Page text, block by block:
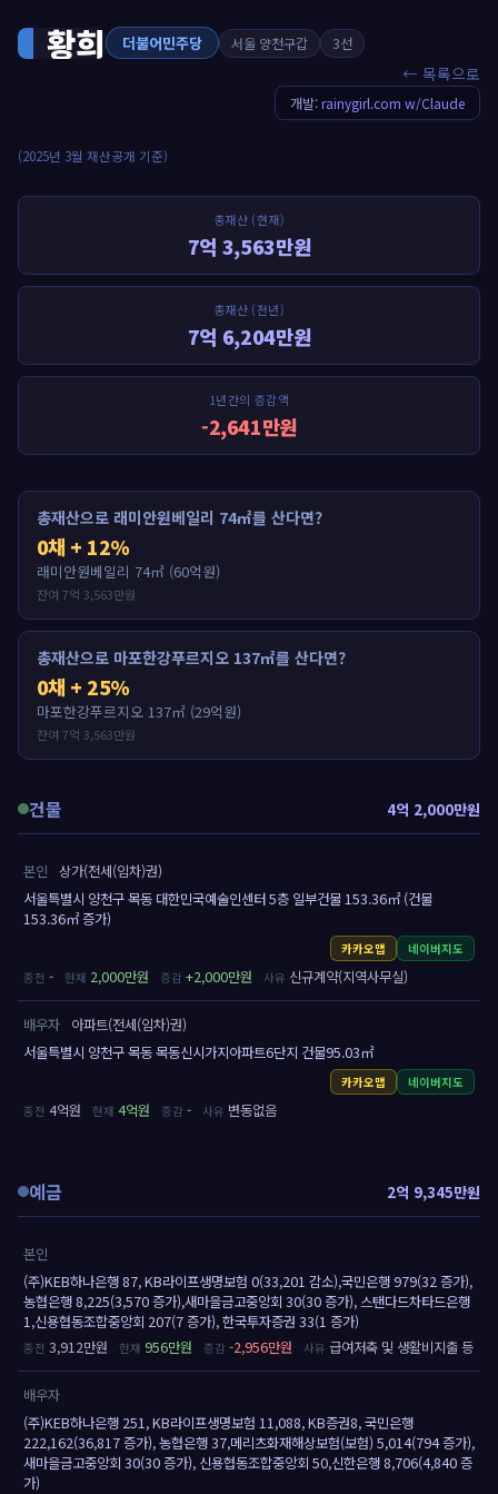
황희 더불어민주당 서울 양천구갑 3선
← 목록으로
개발:rainygirl.com w/Claude
(2025년 3월 재산공개 기준)
총재산 (현재)
7억 3,563만원
총재산 (전년)
7억 6,204만원
1년간의 증감액
-2,641만원
총재산으로 래미안원베일리 74㎡를 산다면?
0채 + 12%
래미안원베일리 74㎡ (60억원)
잔여 7억 3,563만원
총재산으로 마포한강푸르지오 137㎡를 산다면?
0채 + 25%
마포한강푸르지오 137㎡ (29억원)
잔여 7억 3,563만원
건물 4억 2,000만원
본인
상가(전세(임차)권)
서울특별시 양천구 목동 대한민국예술인센터 5층 일부건물 153.36㎡ (건물
153.36㎡ 증가)
카카오맵 네이버지도
- 2,000만원 +2,000만원 신규계약(지역사무실)
배우자
아파트(전세(임차)권)
서울특별시 양천구 목동 목동신시가지아파트6단지 건물95.03㎡
카카오맵 네이버지도
4억원 4억원 - 변동없음
예금 2억 9,345만원
본인
(주)KEB하나은행 87, KB라이프생명보험 0(33,201 감소),국민은행 979(32 증가),
농협은행 8,225(3,570 증가),새마을금고중앙회 30(30 증가), 스탠다드차타드은행
1,신용협동조합중앙회 207(7 증가), 한국투자증권 33(1 증가)
3,912만원
956만원 -2,956만원 급여저축 및 생활비지출 등
배우자
(주)KEB하나은행 251, KB라이프생명보험 11,088, KB증권8, 국민은행
222,162(36,817 증가), 농협은행 37,메리츠화재해상보험(보험) 5,014(794 증가),
새마을금고중앙회 30(30 증가), 신용협동조합중앙회 50,신한은행 8,706(4,840 증
가)